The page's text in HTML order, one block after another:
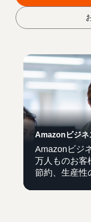
Amazonビジネ
Amazonビジ
万人ものお客
節約、生産性